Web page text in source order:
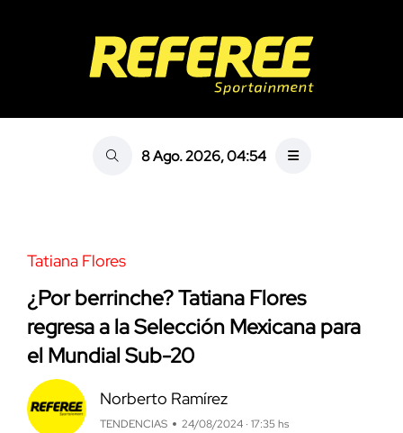
8 Ago. 2026, 04:54
Tatiana Flores
¿Por berrinche? Tatiana Flores
regresa a la Selección Mexicana para
el Mundial Sub-20
Norberto Ramírez
TENDENCIAS 24/08/2024 · 17:35 hs